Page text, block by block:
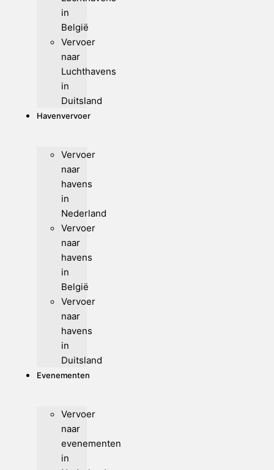
in
België
Vervoer
naar
Luchthavens
in
Duitsland
Havenvervoer
Vervoer
naar
havens
in
Nederland
Vervoer
naar
havens
in
België
Vervoer
naar
havens
in
Duitsland
Evenementen
Vervoer
naar
evenementen
in